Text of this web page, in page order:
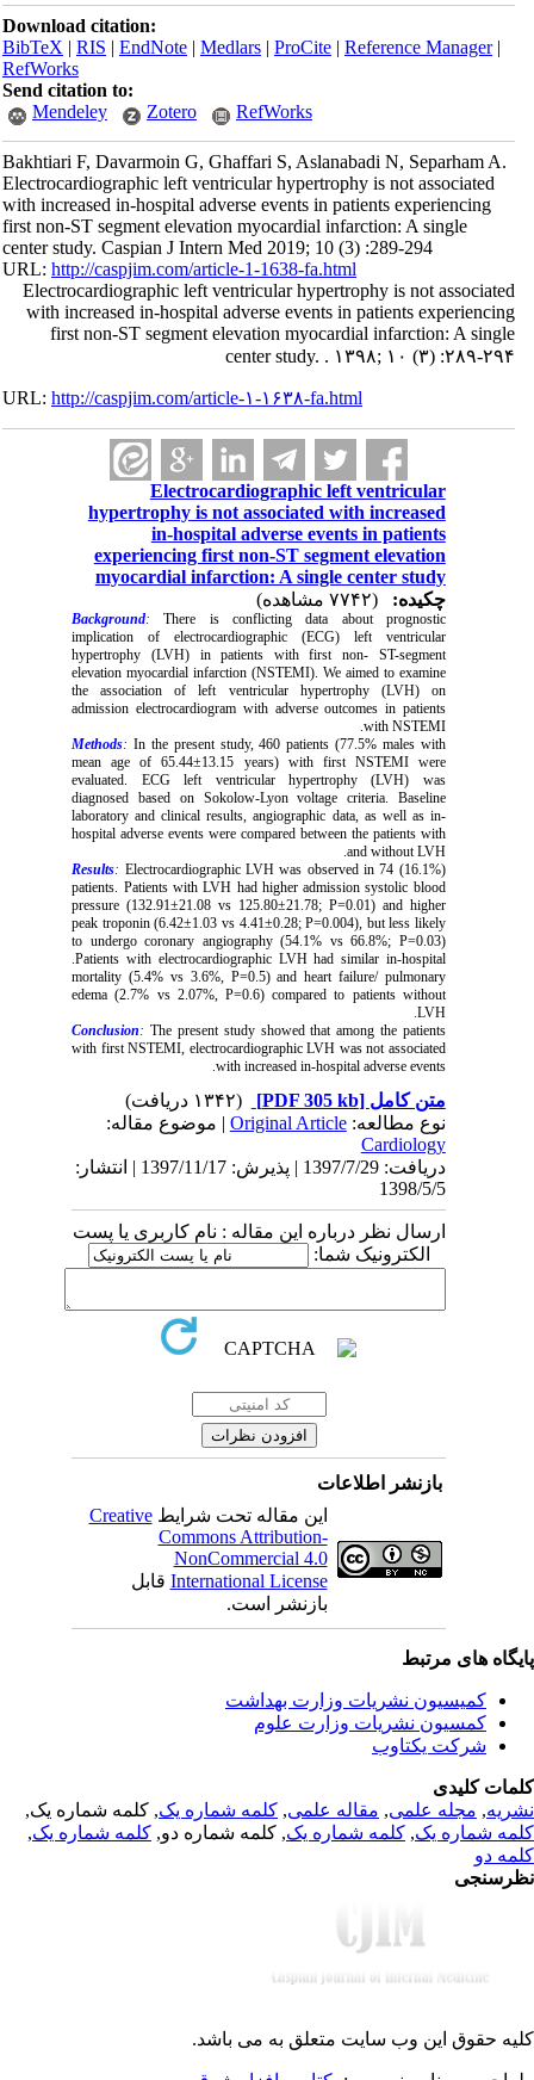
Download citation:
BibTeX|RIS|EndNote|Medlars|ProCite|Reference Manager
RefWorks
Send citation to:
Mendeley
Zotero RefWorks
Bakhtiari F, Davarmoin G, Ghaffari S, Aslanabadi N, Separham A.
Electrocardiographic left ventricular hypertrophy is not associated
with increased in-hospital adverse events in patients experiencing
first non-ST segment elevation myocardial infarction: A single
center study. Caspian J Intern Med 2019; 10 (3) :289-294
URL:http://caspjim.com/article-1-1638-fa.html
Electrocardiographic left ventricular hypertrophy is not associated
with increased in-hospital adverse events in patients experiencing
first non-ST segment elevation myocardial infarction: A single
center study. . ۱۳۹۸; ۱۰ (۳) :۲۸۹-۲۹۴
URL:http://caspjim.com/article-۱-۱۶۳۸-fa.html
Electrocardiographic left ventricular
hypertrophy is not associated with increased
in-hospital adverse events in patients
experiencing first non-ST segment elevation
myocardial infarction: A single center study
چکیده:
Background :
There is conflicting data about prognostic
implication of electrocardiographic (ECG) left ventricular
hypertrophy (LVH) in patients with first non- ST-segment
elevation myocardial infarction (NSTEMI). We aimed to examine
the association of left ventricular hypertrophy (LVH) on
admission electrocardiogram with adverse outcomes in patients
with NSTEMI.
Methods: In the present study, 460 patients (77.5% males with
mean age of 65.44±13.15 years) with first NSTEMI were
evaluated. ECG left ventricular hypertrophy (LVH) was
diagnosed based on Sokolow-Lyon voltage criteria. Baseline
laboratory and clinical results, angiographic data, as well as in-
hospital adverse events were compared between the patients with
and without LVH.
Results:Electrocardiographic LVH was observed in 74 (16.1%)
patients. Patients with LVH had higher admission systolic blood
pressure (132.91±21.08 vs 125.80±21.78; P=0.01) and higher
peak troponin (6.42±1.03 vs 4.41±0.28; P=0.004), but less likely
to undergo coronary angiography (54.1% vs 66.8%; P=0.03)
.Patients with electrocardiographic LVH had similar in-hospital
mortality (5.4% vs 3.6%, P=0.5) and heart failure/ pulmonary
edema (2.7% vs 2.07%, P=0.6) compared to patients without
LVH.
Conclusion: The present study showed that among the patients
with first NSTEMI, electrocardiographic LVH was not associated
with increased in-hospital adverse events.
متن کامل[PDF 305 kb]
نوع مطالعه:Original Article| موضوع مقاله:
Cardiology
دریافت: 1397/7/29 | پذیرش: 1397/11/17 | انتشار:
1398/5/5
ارسال نظر درباره این مقاله : نام کاربری یا پست
الکترونیک شما:
بازنشر اطلاعات
این مقاله تحت شرایطCreative
Commons Attribution-
NonCommercial 4.0
International Licenseقابل
بازنشر است.
های مرتبط
کمیسیون نشریات وزارت بهداشت
کمسیون نشریات وزارت علوم
شرکت یکتاوب
کلیدی
,مجله علمی, مقاله علمی, کلمه شماره یک, کلمه شماره یک,
شماره یک,کلمه شماره یک, کلمه شماره دو,کلمه شماره یک,
دو
حقوق این وب سایت متعلق بهمی باشد.